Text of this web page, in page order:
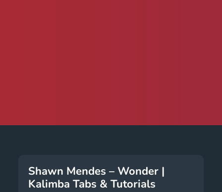
Shawn Mendes – Wonder |
Kalimba Tabs & Tutorials